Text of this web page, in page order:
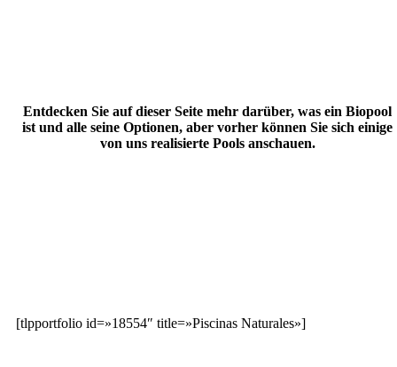
Entdecken Sie auf dieser Seite mehr darüber, was ein Biopool
ist und alle seine Optionen, aber vorher können Sie sich einige
von uns realisierte Pools anschauen.
[tlpportfolio id=»18554″ title=»Piscinas Naturales»]